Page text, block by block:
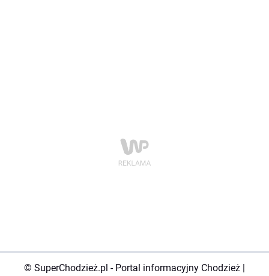
© SuperChodzież.pl - Portal informacyjny Chodzież |